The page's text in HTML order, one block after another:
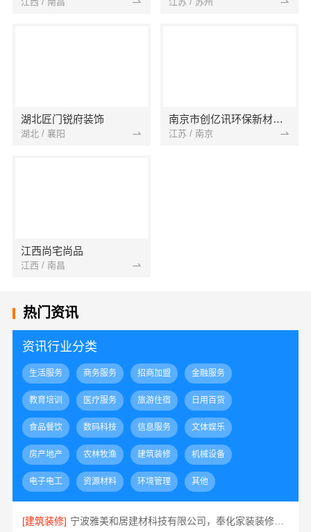
湖北匠门锐府装饰
湖北 / 襄阳
南京市创亿讯环保新材料有限公司
江苏 / 南京
江西尚宅尚品
江西 / 南昌
热门资讯
资讯行业分类
生活服务 商务服务 招商加盟 金融服务
教育培训 医疗服务 旅游住宿 日用百货
食品餐饮 数码科技 信息服务 文体娱乐
房产地产 农林牧渔 建筑装修 机械设备
电子电工 资源材料 环境管理 其他
[建筑装修]
宁波雅美和居建材科技有限公司，奉化家装装修线下门店地址